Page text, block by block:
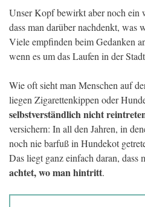
Unser Kopf bewirkt aber noch ein
dass man darüber nachdenkt, was
Viele empfinden beim Gedanken
wenn es um das Laufen in der
Wie oft sieht man Menschen auf
liegen Zigarettenkippen oder
selbstverständlich nicht
versichern: In all den Jahren, in
noch nie barfuß in Hundekot
Das liegt ganz einfach daran, dass
achtet, wo man hintritt.